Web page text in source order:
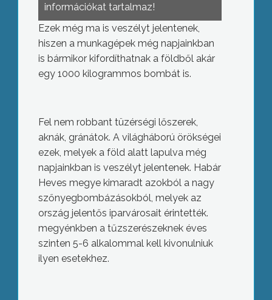
információkat tartalmaz!
Ezek még ma is veszélyt jelentenek,
hiszen a munkagépek még napjainkban
is bármikor kifordíthatnak a földből akár
egy 1000 kilogrammos bombát is.
Fel nem robbant tüzérségi lőszerek,
aknák, gránátok. A világháború örökségei
ezek, melyek a föld alatt lapulva még
napjainkban is veszélyt jelentenek. Habár
Heves megye kimaradt azokból a nagy
szőnyegbombázásokból, melyek az
ország jelentős iparvárosait érintették.
megyénkben a tűzszerészeknek éves
szinten 5-6 alkalommal kell kivonulniuk
ilyen esetekhez.